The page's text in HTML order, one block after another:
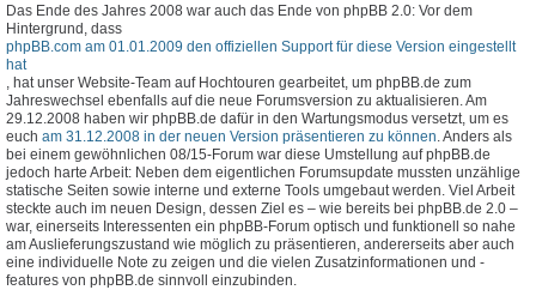
Das Ende des Jahres 2008 war auch das Ende von phpBB 2.0: Vor dem
Hintergrund, dass
phpBB.com am 01.01.2009 den offiziellen Support für diese Version eingestellt
hat
, hat unser Website-Team auf Hochtouren gearbeitet, um phpBB.de zum
Jahreswechsel ebenfalls auf die neue Forumsversion zu aktualisieren. Am
29.12.2008 haben wir phpBB.de dafür in den Wartungsmodus versetzt, um es
euch am 31.12.2008 in der neuen Version präsentieren zu können. Anders als
bei einem gewöhnlichen 08/15-Forum war diese Umstellung auf phpBB.de
jedoch harte Arbeit: Neben dem eigentlichen Forumsupdate mussten unzählige
statische Seiten sowie interne und externe Tools umgebaut werden. Viel Arbeit
steckte auch im neuen Design, dessen Ziel es – wie bereits bei phpBB.de 2.0 –
war, einerseits Interessenten ein phpBB-Forum optisch und funktionell so nahe
am Auslieferungszustand wie möglich zu präsentieren, andererseits aber auch
eine individuelle Note zu zeigen und die vielen Zusatzinformationen und -
features von phpBB.de sinnvoll einzubinden.